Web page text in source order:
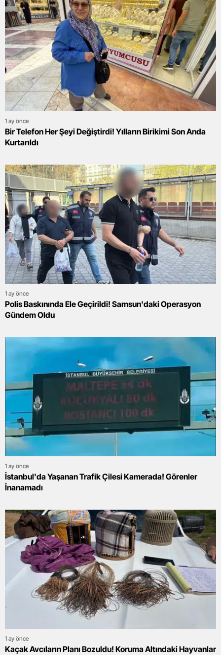
1 ay önce
Bir Telefon Her Şeyi Değiştirdi! Yılların Birikimi Son Anda
Kurtarıldı
1 ay önce
Polis Baskınında Ele Geçirildi! Samsun'daki Operasyon
Gündem Oldu
1 ay önce
İstanbul'da Yaşanan Trafik Çilesi Kamerada! Görenler
İnanamadı
1 ay önce
Kaçak Avcıların Planı Bozuldu! Koruma Altındaki Hayvanlar